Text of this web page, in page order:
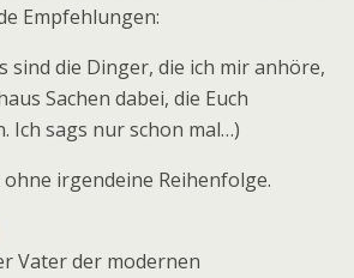
Empfehlungen:
sind die Dinger, die ich mir anhöre,
Sachen dabei, die Euch
Ich sags nur schon mal…)
irgendeine Reihenfolge.
Vater der modernen